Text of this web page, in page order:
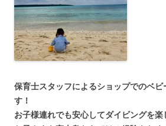
保育士スタッフによるショップでのベビ
す！
お子様連れでも安心してダイビングを楽